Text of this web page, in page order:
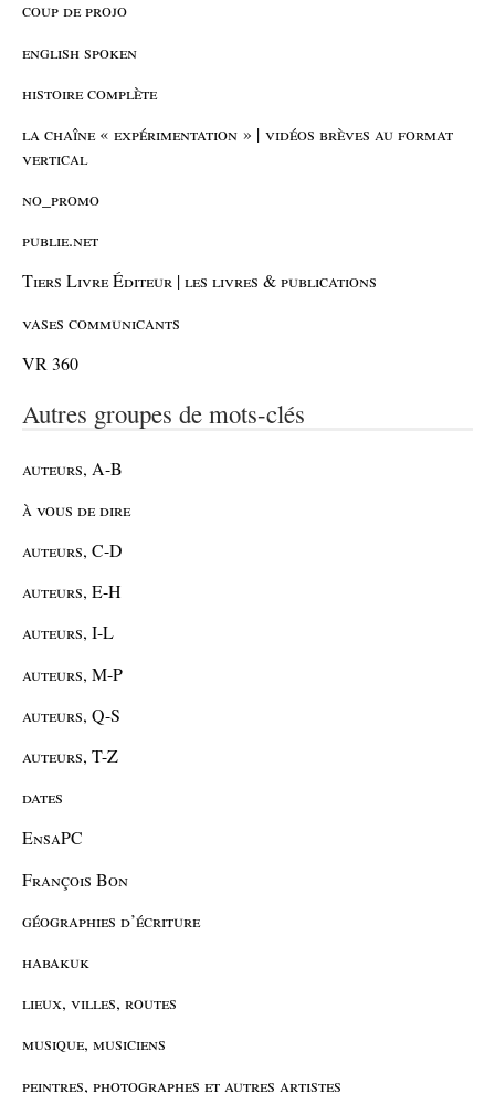
coup de projo
english spoken
histoire complète
la chaîne « expérimentation » | vidéos brèves au format
vertical
no_promo
publie.net
Tiers Livre Éditeur | les livres & publications
vases communicants
VR 360
Autres groupes de mots-clés
auteurs, A-B
à vous de dire
auteurs, C-D
auteurs, E-H
auteurs, I-L
auteurs, M-P
auteurs, Q-S
auteurs, T-Z
dates
EnsaPC
François Bon
géographies d’écriture
habakuk
lieux, villes, routes
musique, musiciens
peintres, photographes et autres artistes